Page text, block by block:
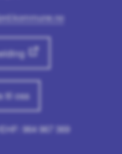
til oss
964 967 369